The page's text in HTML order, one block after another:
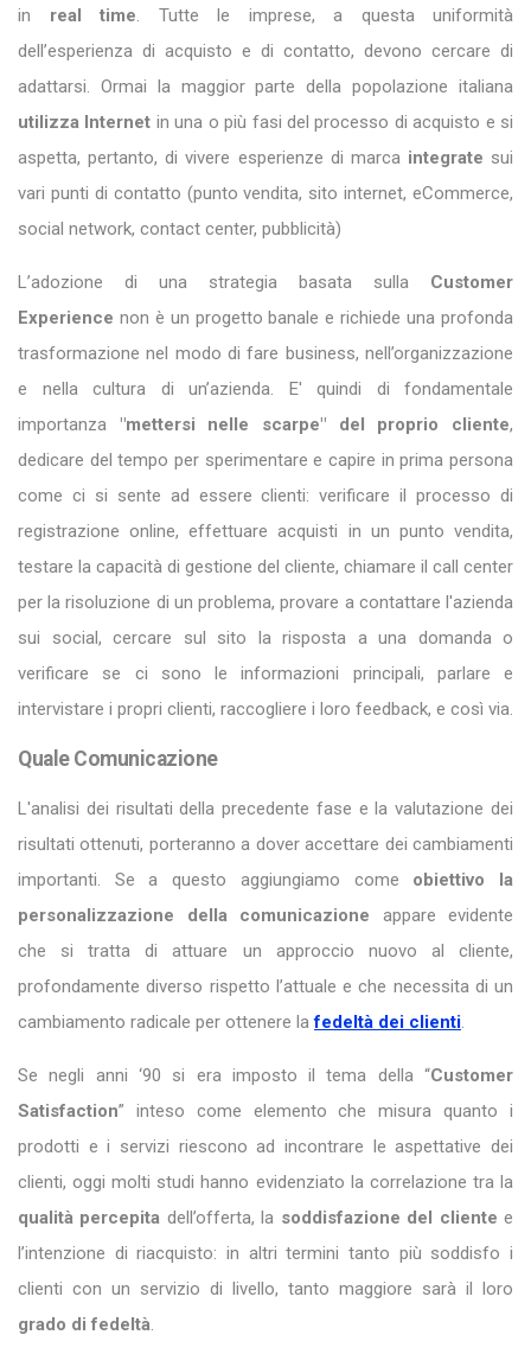
in real time. Tutte le imprese, a questa uniformità
dell’esperienza di acquisto e di contatto, devono cercare di
adattarsi. Ormai la maggior parte della popolazione italiana
utilizza Internet in una o più fasi del processo di acquisto e si
aspetta, pertanto, di vivere esperienze di marca integrate sui
vari punti di contatto (punto vendita, sito internet, eCommerce,
social network, contact center, pubblicità)
L’adozione di una strategia basata sulla Customer
Experience non è un progetto banale e richiede una profonda
trasformazione nel modo di fare business, nell’organizzazione
e nella cultura di un’azienda. E' quindi di fondamentale
importanza "mettersi nelle scarpe" del proprio cliente,
dedicare del tempo per sperimentare e capire in prima persona
come ci si sente ad essere clienti: verificare il processo di
registrazione online, effettuare acquisti in un punto vendita,
testare la capacità di gestione del cliente, chiamare il call center
per la risoluzione di un problema, provare a contattare l'azienda
sui social, cercare sul sito la risposta a una domanda o
verificare se ci sono le informazioni principali, parlare e
intervistare i propri clienti, raccogliere i loro feedback, e così via.
Quale Comunicazione
L'analisi dei risultati della precedente fase e la valutazione dei
risultati ottenuti, porteranno a dover accettare dei cambiamenti
importanti. Se a questo aggiungiamo come obiettivo la
personalizzazione della comunicazione appare evidente
che si tratta di attuare un approccio nuovo al cliente,
profondamente diverso rispetto l’attuale e che necessita di un
cambiamento radicale per ottenere lafedeltà dei clienti.
Se negli anni ‘90 si era imposto il tema della “Customer
Satisfaction” inteso come elemento che misura quanto i
prodotti e i servizi riescono ad incontrare le aspettative dei
clienti, oggi molti studi hanno evidenziato la correlazione tra la
qualità percepita dell’offerta, la soddisfazione del cliente e
l’intenzione di riacquisto: in altri termini tanto più soddisfo i
clienti con un servizio di livello, tanto maggiore sarà il loro
grado di fedeltà.